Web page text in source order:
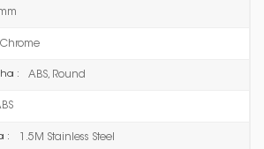
Chrome
: ABS, Round
: 1.5M Stainless Steel